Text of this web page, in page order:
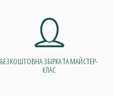
БЕЗКОШТОВНА ЗБІРКА ТА МАЙСТЕР-
КЛАС